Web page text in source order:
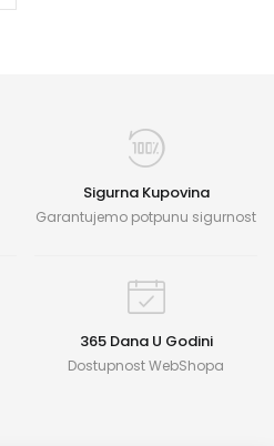
Sigurna Kupovina
Garantujemo potpunu sigurnost
365 Dana U Godini
Dostupnost WebShopa